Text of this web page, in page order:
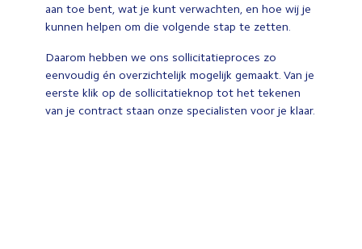
aan toe bent, wat je kunt verwachten, en hoe wij je
kunnen helpen om die volgende stap te zetten.
Daarom hebben we ons sollicitatieproces zo
eenvoudig én overzichtelijk mogelijk gemaakt. Van je
eerste klik op de sollicitatieknop tot het tekenen
van je contract staan onze specialisten voor je klaar.